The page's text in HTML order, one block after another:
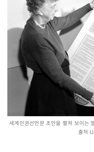
세계인권선언문 초안을 펼쳐 보이는
출처